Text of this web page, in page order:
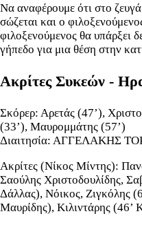
Να αναφέρουμε ότι στο
σώζεται και ο
φιλοξενούμενος θα υπάρξει
γήπεδο για μια θέση στην
Ακρίτες Συκεών -
Σκόρερ: Αρετάς (47’),
(33’), Μαυρομμάτης (57’)
Διαιτησία: ΑΓΓΕΛΑΚΗΣ
Ακρίτες (Νίκος Μίντης):
Σαούλης Χριστοδουλίδης,
Δάλλας), Νόικος, Ζιγκόλης
Μαυρίδης), Κιλιντάρης (46’